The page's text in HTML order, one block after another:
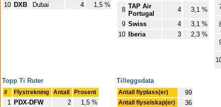
10 DXB Dubai 4 1,5 %
8 TAP Air
Portugal
4
3,1 %
9 Swiss 4
3,1 %
10
Iberia 3 2,3 %
Topp Ti Ruter
# Flystrekning Antall Prosent
1 PDX-DFW 2
1,5 %
Tilleggsdata
Antall flyplass(er) 99
Antall flyselskap(er) 36